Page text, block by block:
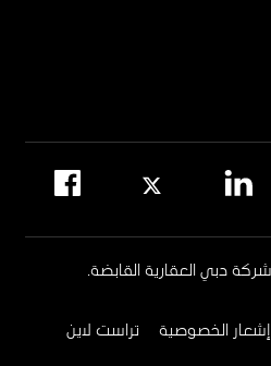
إشعار الخصوصية تراست لاين